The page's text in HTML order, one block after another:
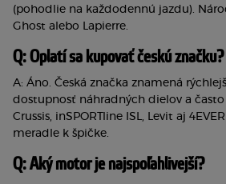
(pohodlie na každodennú jazdu).
Ghost alebo Lapierre.
Q: Oplatí sa kupovať českú značku?
A: Áno. Česká značka znamená
dostupnosť náhradných dielov a
Crussis, inSPORTline ISL, Levit aj
meradle k špičke.
Q: Aký motor je najspoľahlivejší?